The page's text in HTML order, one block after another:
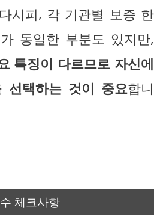
시피, 각 기관별 보증 한
동일한 부분도 있지만,
특징이 다르므로 자신에
선택하는 것이 중요합니
체크사항